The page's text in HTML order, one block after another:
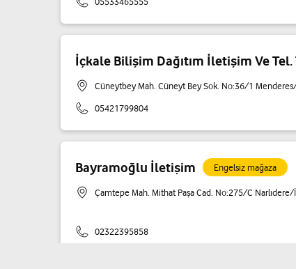
İçkale Bilişim Dağıtım İletişim Ve Tel.
Cüneytbey Mah. Cüneyt Bey Sok. No:36/1
05421799804
Bayramoğlu İletişim Engelsiz mağaza
Çamtepe Mah. Mithat Paşa Cad. No:275/C
02322395858